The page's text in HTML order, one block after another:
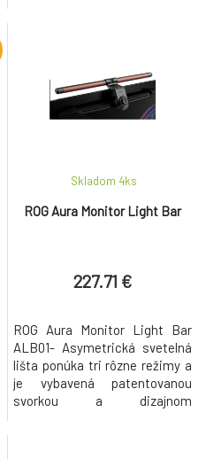
ROG Aura Monitor Light Bar
Skladom 4ks
227.71 €
ROG Aura Monitor Light Bar
ALB01- Asymetrická svetelná
lišta ponúka tri rôzne režimy a
je vybavená patentovanou
svorkou a dizajnom